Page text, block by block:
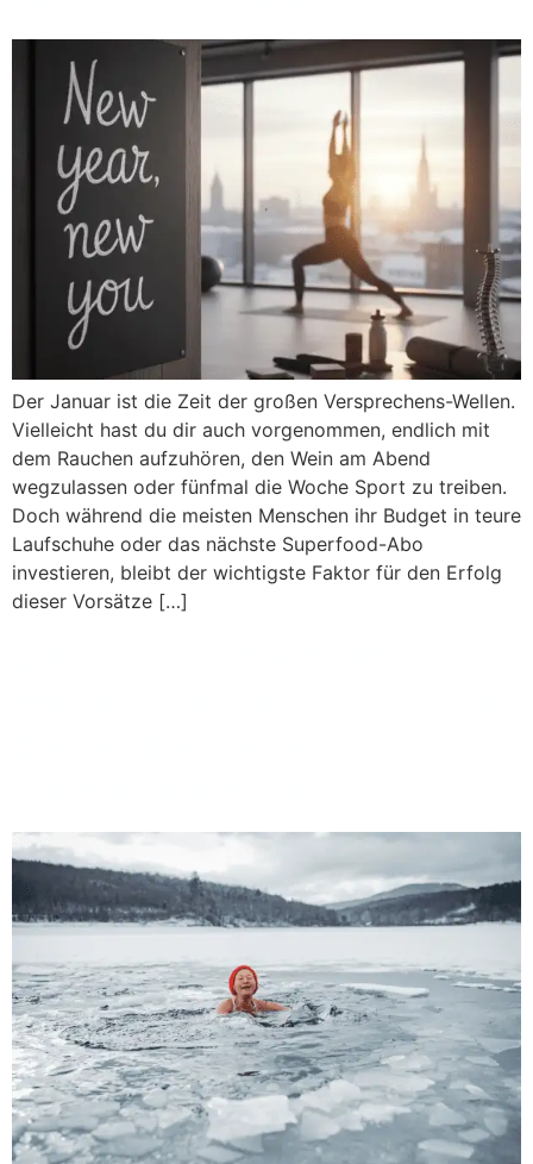
Der Januar ist die Zeit der großen Versprechens-Wellen.
Vielleicht hast du dir auch vorgenommen, endlich mit
dem Rauchen aufzuhören, den Wein am Abend
wegzulassen oder fünfmal die Woche Sport zu treiben.
Doch während die meisten Menschen ihr Budget in teure
Laufschuhe oder das nächste Superfood-Abo
investieren, bleibt der wichtigste Faktor für den Erfolg
dieser Vorsätze […]